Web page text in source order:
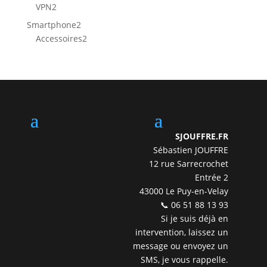
VPN22
produits
Smartphone22
produits
Accessoires22
SJOUFFRE.FR
Sébastien JOUFFRE
12 rue Sarrecrochet
Entrée 2
43000 Le Puy-en-Velay
📞 06 51 88 13 93
Si je suis déjà en
intervention, laissez un
message ou envoyez un
SMS, je vous rappelle.